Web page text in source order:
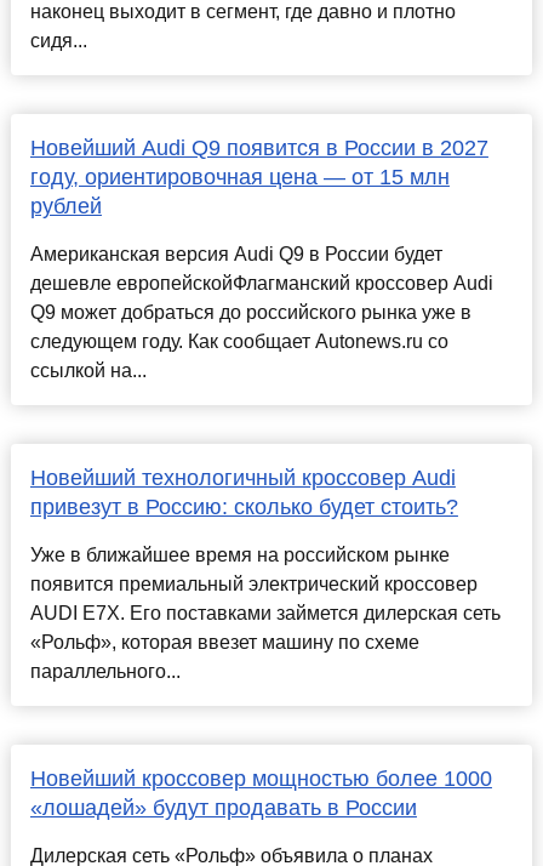
наконец выходит в сегмент, где давно и плотно
сидя...
Новейший Audi Q9 появится в России в 2027
году, ориентировочная цена — от 15 млн
рублей
Американская версия Audi Q9 в России будет
дешевле европейскойФлагманский кроссовер Audi
Q9 может добраться до российского рынка уже в
следующем году. Как сообщает Autonews.ru со
ссылкой на...
Новейший технологичный кроссовер Audi
привезут в Россию: сколько будет стоить?
Уже в ближайшее время на российском рынке
появится премиальный электрический кроссовер
AUDI E7X. Его поставками займется дилерская сеть
«Рольф», которая ввезет машину по схеме
параллельного...
Новейший кроссовер мощностью более 1000
«лошадей» будут продавать в России
Дилерская сеть «Рольф» объявила о планах